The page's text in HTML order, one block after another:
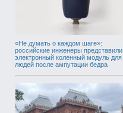
«Не думать о каждом шаге»:
российские инженеры представили
электронный коленный модуль для
людей после ампутации бедра